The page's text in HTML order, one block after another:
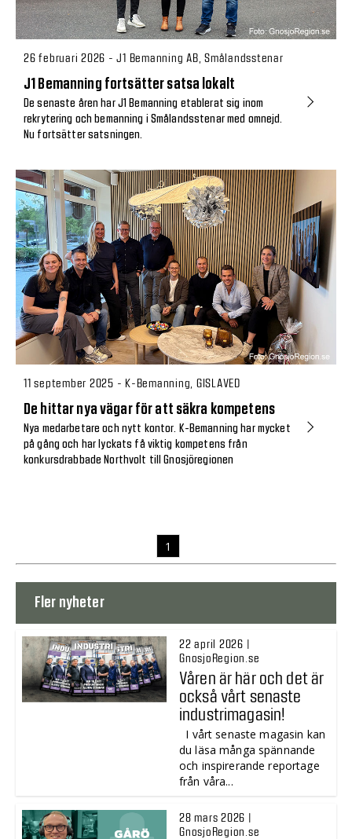
26 februari 2026 - J1 Bemanning AB, Smålandsstenar
J1 Bemanning fortsätter satsa lokalt
De senaste åren har J1 Bemanning etablerat sig inom
rekrytering och bemanning i Smålandsstenar med omnejd.
Nu fortsätter satsningen.
11 september 2025 - K-Bemanning, GISLAVED
De hittar nya vägar för att säkra kompetens
Nya medarbetare och nytt kontor. K-Bemanning har mycket
på gång och har lyckats få viktig kompetens från
konkursdrabbade Northvolt till Gnosjöregionen
1
Fler nyheter
22 april 2026 |
GnosjoRegion.se
Våren är här och det är
också vårt senaste
industrimagasin!
I vårt senaste magasin kan
du läsa många spännande
och inspirerande reportage
från våra...
28 mars 2026 |
GnosjoRegion.se